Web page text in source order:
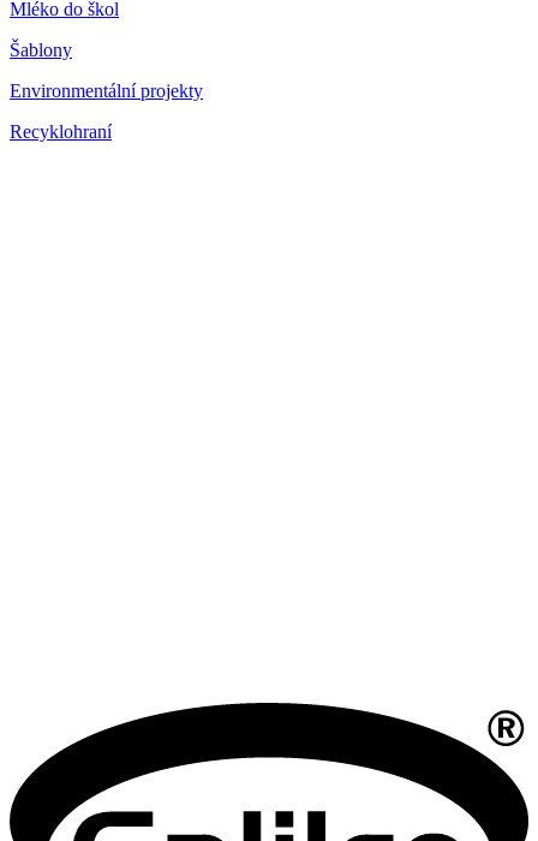
Mléko do škol
Šablony
Environmentální projekty
Recyklohraní